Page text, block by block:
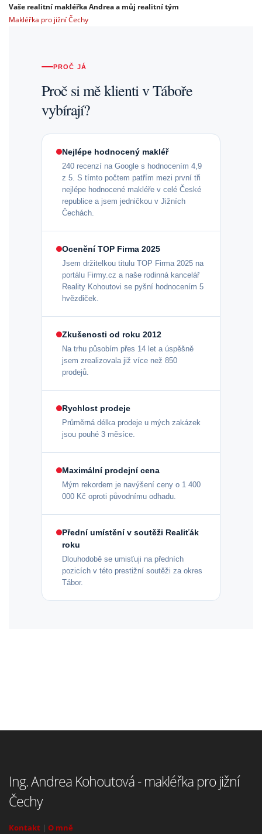
Vaše realitní makléřka Andrea a můj realitní tým
Makléřka pro jižní Čechy
PROČ JÁ
Proč si mě klienti v Táboře
vybírají?
Nejlépe hodnocený makléř
240 recenzí na Google s hodnocením 4,9
z 5. S tímto počtem patřím mezi první tři
nejlépe hodnocené makléře v celé České
republice a jsem jedničkou v Jižních
Čechách.
Ocenění TOP Firma 2025
Jsem držitelkou titulu TOP Firma 2025 na
portálu Firmy.cz a naše rodinná kancelář
Reality Kohoutovi se pyšní hodnocením 5
hvězdiček.
Zkušenosti od roku 2012
Na trhu působím přes 14 let a úspěšně
jsem zrealizovala již více než 850
prodejů.
Rychlost prodeje
Průměrná délka prodeje u mých zakázek
jsou pouhé 3 měsíce.
Maximální prodejní cena
Mým rekordem je navýšení ceny o 1 400
000 Kč oproti původnímu odhadu.
Přední umístění v soutěži Realiťák
roku
Dlouhodobě se umisťuji na předních
pozicích v této prestižní soutěži za okres
Tábor.
Ing. Andrea Kohoutová - makléřka pro jižní
Čechy
Kontakt | O mně